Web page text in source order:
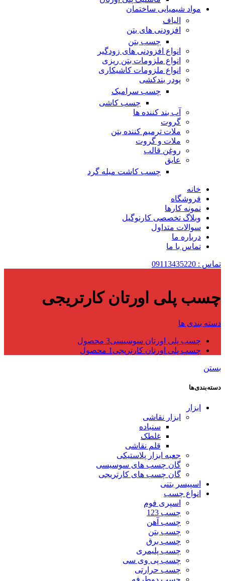
مواد شیمیایی ساختمان
الیاف
افزودنی های بتن
چسب بتن
انواع افزودنی های زودگیر
انواع ملزومات بتن ریزی
انواع ملزومات کاشیکاری
پودر بندکشی
چسب سرامیک
چسب کاشی
آب بند کننده ها
گروت
ملات ترمیم کننده بتن
ملات و گروت
روغن قالب
عایق
چسب کاشت میله گرد
خانه
فروشگاه
نمونه کارها
وبلاگ تخصصی کارنوگیل
سوالات متداول
درباره ما
تماس با ما
تماس : 09113435220
چسب پلی اورتان کارتریجی
دسته بندی ها
چسب پلی اورتان سوسیسی3 محصول
چسب پلی اورتان کارتریجی 1 محصول
بستن
دسته‌بندی‌ها
ابزار
ابزار نقاشی
سنباده
غلطک
قلم نقاشی
جعبه ابزار پلاستیکی
گان چسب های سوسیسی
گان چسب های کارتریجی
اسپیسر بتنی
انواع چسب
اسپری فوم
چسب 123
چسب آهن
چسب بتن
چسب برق
چسب پلیمری
چسب پی وی سی
چسب حرارتی